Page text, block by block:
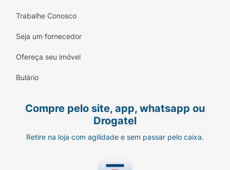
Trabalhe Conosco
Seja um fornecedor
Ofereça seu imóvel
Bulário
Compre pelo site, app, whatsapp ou
Drogatel
Retire na loja com agilidade e sem passar pelo caixa.